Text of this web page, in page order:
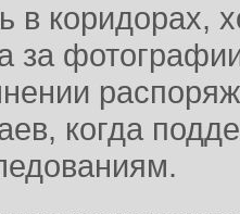
в коридорах,
за
когда